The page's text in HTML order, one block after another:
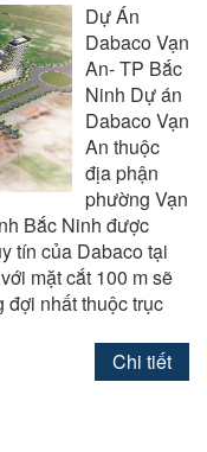
Dự Án
Dabaco Vạn
An- TP Bắc
Ninh Dự án
Dabaco Vạn
An thuộc
địa phận
phường Vạn
Bắc Ninh được
tín của Dabaco tại
mặt cắt 100 m sẽ
đợi nhất thuộc trục
Chi tiết